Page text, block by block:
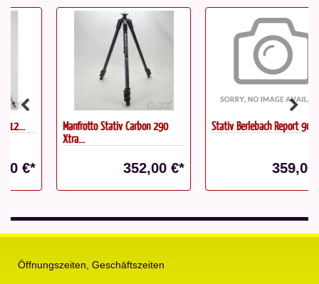
Manfrotto Stativ Carbon 290
352,00 €*
Stativ Berlebach Report 903,...
359,00 €*
Öffnungszeiten, Geschäftszeiten